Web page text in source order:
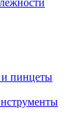
и пинцеты